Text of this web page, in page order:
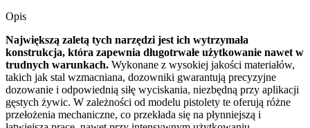
Opis
Największą zaletą tych narzędzi jest ich wytrzymała
konstrukcja, która zapewnia długotrwałe użytkowanie nawet w
trudnych warunkach. Wykonane z wysokiej jakości materiałów,
takich jak stal wzmacniana, dozowniki gwarantują precyzyjne
dozowanie i odpowiednią siłę wyciskania, niezbędną przy aplikacji
gęstych żywic. W zależności od modelu pistolety te oferują różne
przełożenia mechaniczne, co przekłada się na płynniejszą i